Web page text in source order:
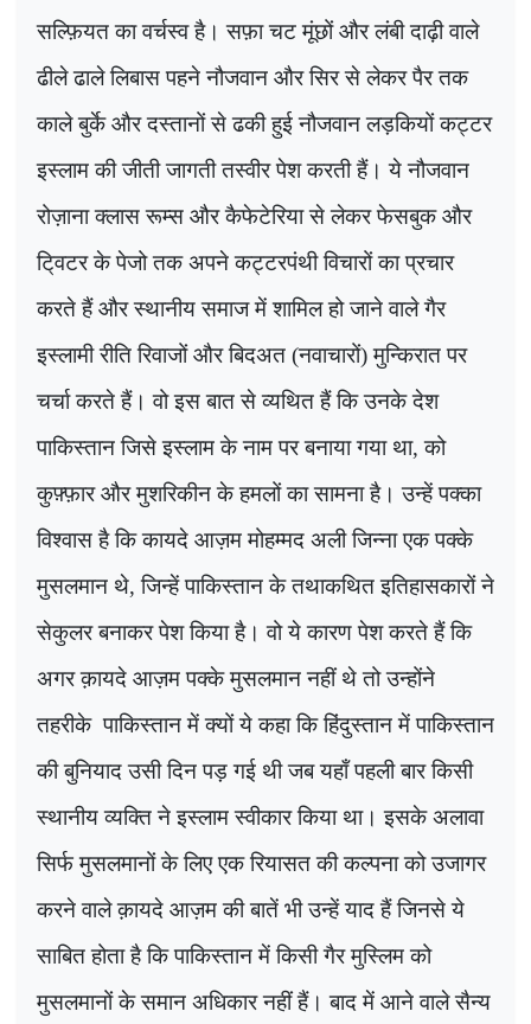
सल्फ़ियत का वर्चस्व है। सफ़ा चट मूंछों और लंबी दाढ़ी वाले
ढीले ढाले लिबास पहने नौजवान और सिर से लेकर पैर तक
काले बुर्के और दस्तानों से ढकी हुई नौजवान लड़कियों कट्टर
इस्लाम की जीती जागती तस्वीर पेश करती हैं। ये नौजवान
रोज़ाना क्लास रूम्स और कैफेटेरिया से लेकर फेसबुक और
टि्वटर के पेजो तक अपने कट्टरपंथी विचारों का प्रचार
करते हैं और स्थानीय समाज में शामिल हो जाने वाले गैर
इस्लामी रीति रिवाजों और बिदअत (नवाचारों) मुन्किरात पर
चर्चा करते हैं। वो इस बात से व्यथित हैं कि उनके देश
पाकिस्तान जिसे इस्लाम के नाम पर बनाया गया था,को
कुफ़्फ़ार और मुशरिकीन के हमलों का सामना है। उन्हें पक्का
विश्वास है कि कायदे आज़म मोहम्मद अली जिन्ना एक पक्के
मुसलमान थे,जिन्हें पाकिस्तान के तथाकथित इतिहासकारों ने
सेकुलर बनाकर पेश किया है। वो ये कारण पेश करते हैं कि
अगर क़ायदे आज़म पक्के मुसलमान नहीं थे तो उन्होंने
तहरीके पाकिस्तान में क्यों ये कहा कि हिंदुस्तान में पाकिस्तान
की बुनियाद उसी दिन पड़ गई थी जब यहाँ पहली बार किसी
स्थानीय व्यक्ति ने इस्लाम स्वीकार किया था। इसके अलावा
सिर्फ मुसलमानों के लिए एक रियासत की कल्पना को उजागर
करने वाले क़ायदे आज़म की बातें भी उन्हें याद हैं जिनसे ये
साबित होता है कि पाकिस्तान में किसी गैर मुस्लिम को
मुसलमानों के समान अधिकार नहीं हैं। बाद में आने वाले सैन्य